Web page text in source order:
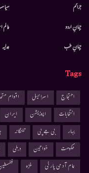
جرائم
جہانِ اردو
جہانِ طب
عالم
عدلیہ
Tags
احتجاج اسرائیل اقوام
انتخابات
اپوزیشن ایران
بہار
بی جے پی تلنگانہ
حکومت
خواتین دہلی
عام آدمی پارٹی
غزہ